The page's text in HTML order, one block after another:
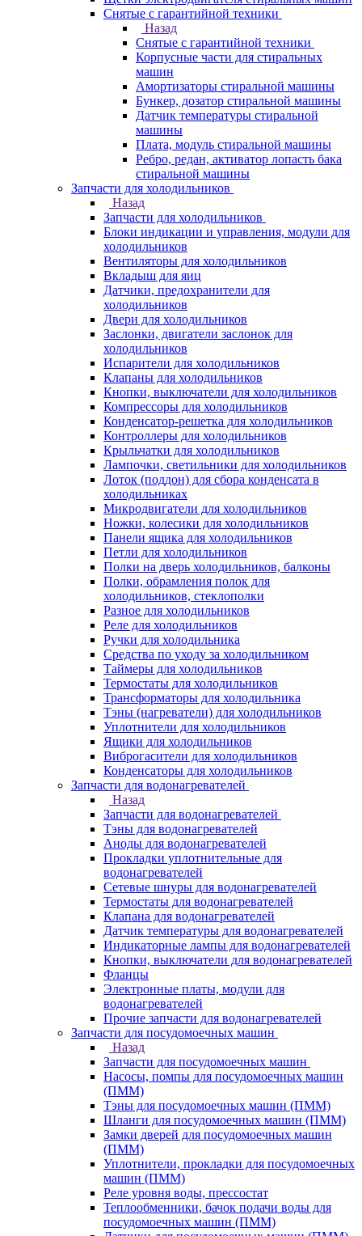
Снятые с гарантийной техники
Назад
Снятые с гарантийной техники
Корпусные части для стиральных
машин
Амортизаторы стиральной машины
Бункер, дозатор стиральной машины
Датчик температуры стиральной
машины
Плата, модуль стиральной машины
Ребро, редан, активатор лопасть бака
стиральной машины
Запчасти для холодильников
Назад
Запчасти для холодильников
Блоки индикации и управления, модули для
холодильников
Вентиляторы для холодильников
Вкладыш для яиц
Датчики, предохранители для
холодильников
Двери для холодильников
Заслонки, двигатели заслонок для
холодильников
Испарители для холодильников
Клапаны для холодильников
Кнопки, выключатели для холодильников
Компрессоры для холодильников
Конденсатор-решетка для холодильников
Контроллеры для холодильников
Крыльчатки для холодильников
Лампочки, светильники для холодильников
Лоток (поддон) для сбора конденсата в
холодильниках
Микродвигатели для холодильников
Ножки, колесики для холодильников
Панели ящика для холодильников
Петли для холодильников
Полки на дверь холодильников, балконы
Полки, обрамления полок для
холодильников, стеклополки
Разное для холодильников
Реле для холодильников
Ручки для холодильника
Средства по уходу за холодильником
Таймеры для холодильников
Термостаты для холодильников
Трансформаторы для холодильника
Тэны (нагреватели) для холодильников
Уплотнители для холодильников
Ящики для холодильников
Виброгасители для холодильников
Конденсаторы для холодильников
Запчасти для водонагревателей
Назад
Запчасти для водонагревателей
Тэны для водонагревателей
Аноды для водонагревателей
Прокладки уплотнительные для
водонагревателей
Сетевые шнуры для водонагревателей
Термостаты для водонагревателей
Клапана для водонагревателей
Датчик температуры для водонагревателей
Индикаторные лампы для водонагревателей
Кнопки, выключатели для водонагревателей
Фланцы
Электронные платы, модули для
водонагревателей
Прочие запчасти для водонагревателей
Запчасти для посудомоечных машин
Назад
Запчасти для посудомоечных машин
Насосы, помпы для посудомоечных машин
(ПММ)
Тэны для посудомоечных машин (ПММ)
Шланги для посудомоечных машин (ПММ)
Замки дверей для посудомоечных машин
(ПММ)
Уплотнители, прокладки для посудомоечных
машин (ПММ)
Реле уровня воды, прессостат
Теплообменники, бачок подачи воды для
посудомоечных машин (ПММ)